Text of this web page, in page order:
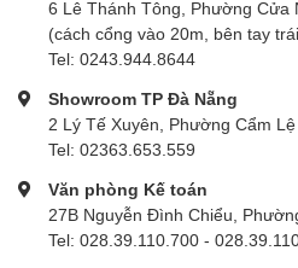
6 Lê Thánh Tông, Phường Cửa
(cách cổng vào 20m, bên tay
Tel: 0243.944.8644
Showroom TP Đà Nẵng
2 Lý Tế Xuyên, Phường Cẩm Lệ
Tel: 02363.653.559
Văn phòng Kế toán
27B Nguyễn Đình Chiểu,
Tel: 028.39.110.700 -